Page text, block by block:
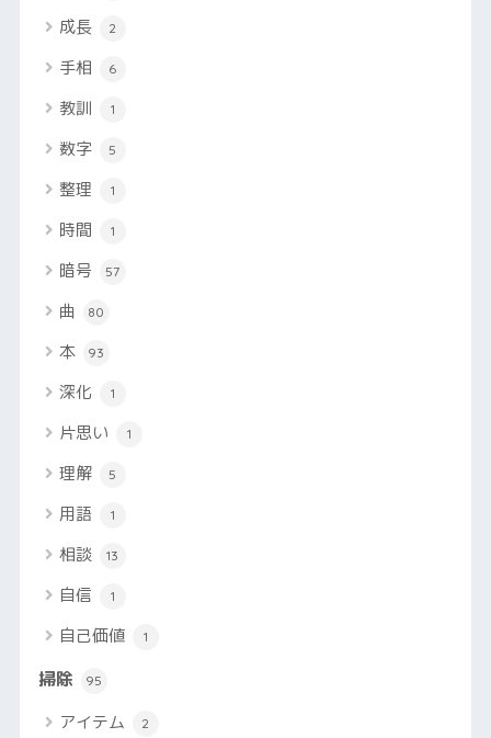
成長 2
手相 6
教訓 1
数字 5
整理 1
時間 1
暗号 57
曲 80
本 93
深化 1
片思い 1
理解 5
用語 1
相談 13
自信 1
自己価値 1
掃除 95
アイテム 2